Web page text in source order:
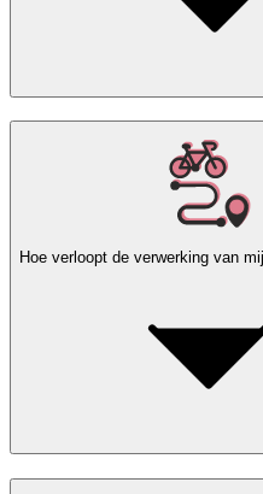
Hoe verloopt de verwerking van